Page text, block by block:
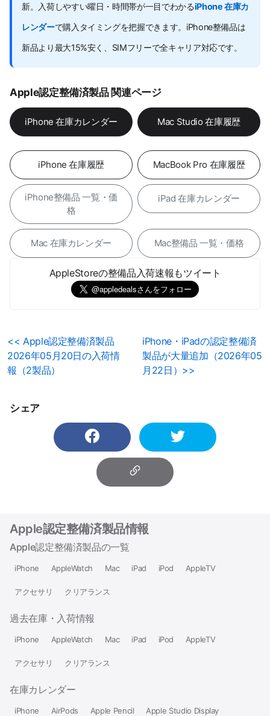
新。入荷しやすい曜日・時間帯が一目でわかるiPhone 在庫カ
レンダーで購入タイミングを把握できます。iPhone整備品は
新品より最大15%安く、SIMフリーで全キャリア対応です。
Apple認定整備済製品 関連ページ
iPhone 在庫カレンダー Mac Studio 在庫履歴
iPhone 在庫履歴 MacBook Pro 在庫履歴
iPhone整備品 一覧・価
格
iPad 在庫カレンダー
Mac 在庫カレンダー Mac整備品 一覧・価格
AppleStoreの整備品入荷速報もツイート
<< Apple認定整備済製品
2026年05月20日の入荷情
報（2製品）
iPhone・iPadの認定整備済
製品が大量追加（2026年05
月22日）>>
シェア
Apple認定整備済製品情報
Apple認定整備済製品の一覧
iPhone AppleWatch Mac iPad iPod AppleTV
アクセサリ クリアランス
過去在庫・入荷情報
iPhone AppleWatch Mac iPad iPod AppleTV
アクセサリ クリアランス
在庫カレンダー
iPhone AirPods Apple Pencil Apple Studio Display